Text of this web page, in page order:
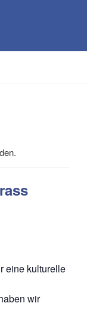
eine kulturelle
wir